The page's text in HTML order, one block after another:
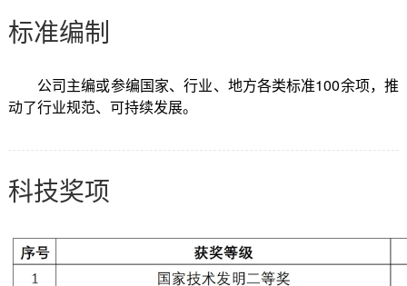
标准编制
公司主编或参编国家、行业、地方各类标准100余项，推
动了行业规范、可持续发展。
科技奖项